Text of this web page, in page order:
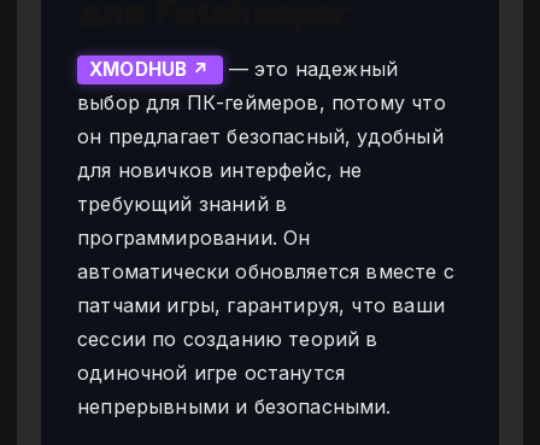
XMODHUB ↗
— это надежный
выбор для ПК-геймеров, потому что
он предлагает безопасный, удобный
для новичков интерфейс, не
требующий знаний в
программировании. Он
автоматически обновляется вместе с
патчами игры, гарантируя, что ваши
сессии по созданию теорий в
одиночной игре останутся
непрерывными и безопасными.